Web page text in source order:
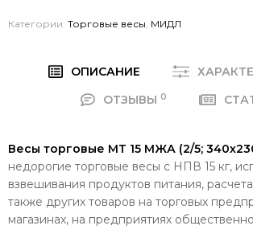
Категории: Торговые весы, МИДЛ
ОПИСАНИЕ
ОТЗЫВЫ 0
Весы торговые МТ 15 МЖА (2/5;
недорогие торговые весы с НПВ 15 кг,
взвешивания продуктов питания,
также других товаров на торговых
магазинах, на предприятиях